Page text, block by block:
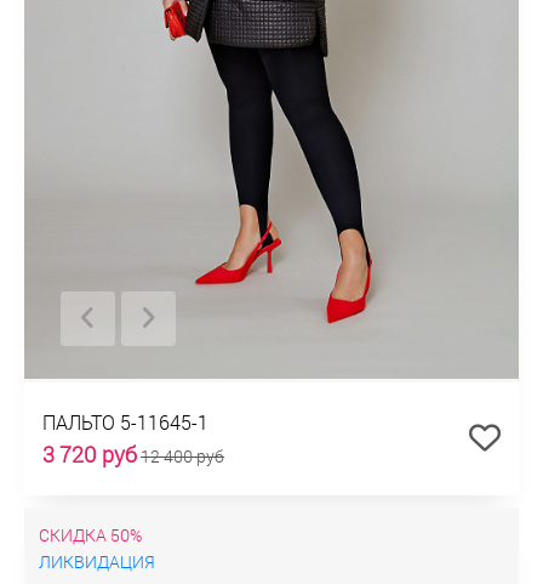
ПАЛЬТО 5-11645-1
3 720 руб12 400 руб
СКИДКА 50%
ЛИКВИДАЦИЯ